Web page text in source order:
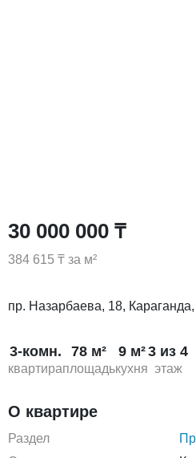
30 000 000 ₸
384 615 ₸ за м²
пр. Назарбаева, 18,
3-комн.
квартира
78 м²
площадь
9 м²
кухня
3 из 4
этаж
О квартире
Раздел